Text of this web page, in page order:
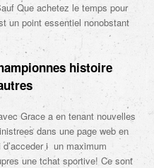
Que achetez le temps pour
un point essentiel nonobstant
histoire
Grace a en tenant nouvelles
dans une page web en
i un maximum
une tchat sportive! Ce sont